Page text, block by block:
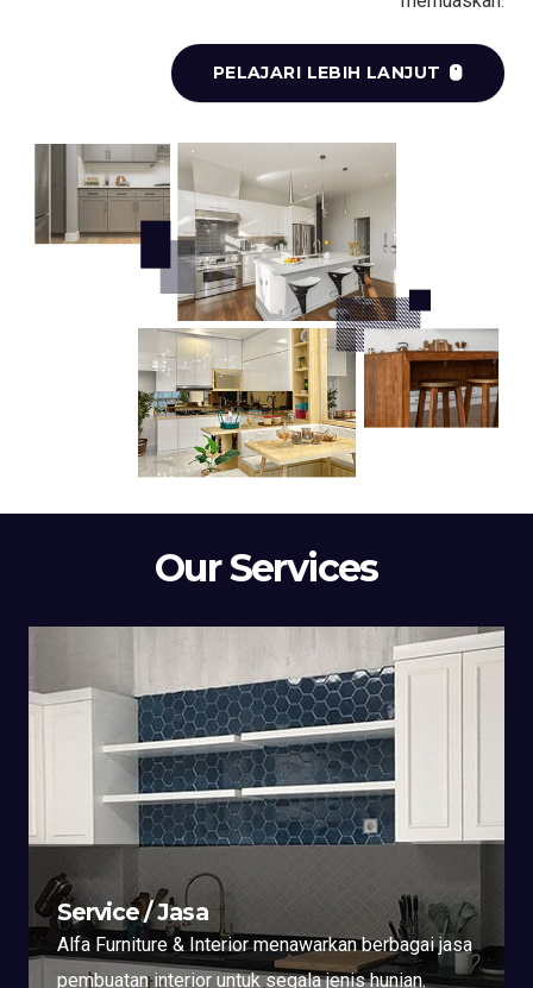
PELAJARI LEBIH LANJUT
Our Services
Service / Jasa
Alfa Furniture & Interior menawarkan berbagai jasa
pembuatan interior untuk segala jenis hunian.